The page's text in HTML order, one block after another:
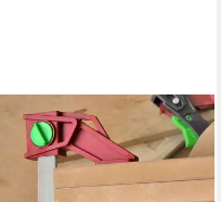
PIHER
Klemmzwinge Light Pal 120
kg Zwinge 30 cm,
(Klemmzwinge, 1 Stück),